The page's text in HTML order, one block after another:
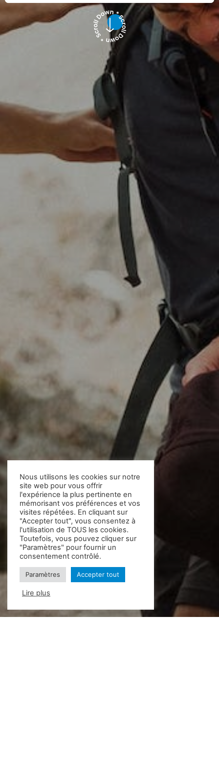
Nous utilisons les cookies sur notre
site web pour vous offrir
l'expérience la plus pertinente en
mémorisant vos préférences et vos
visites répétées. En cliquant sur
"Accepter tout", vous consentez à
l'utilisation de TOUS les cookies.
Toutefois, vous pouvez cliquer sur
"Paramètres" pour fournir un
consentement contrôlé.
Paramètres Accepter tout
Lire plus